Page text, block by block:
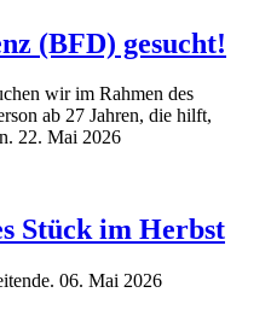
(BFD) gesucht!
wir im Rahmen des
ab 27 Jahren, die hilft,
22. Mai 2026
Stück im Herbst
06. Mai 2026